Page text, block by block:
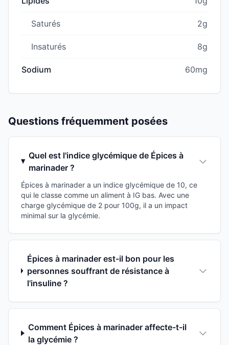
Saturés 2g
Insaturés 8g
Sodium 60mg
Questions fréquemment posées
Quel est l'indice glycémique de Épices à
marinader ?
Épices à marinader a un indice glycémique de 10, ce
qui le classe comme un aliment à IG bas. Avec une
charge glycémique de 2 pour 100g, il a un impact
minimal sur la glycémie.
Épices à marinader est-il bon pour les
personnes souffrant de résistance à
l'insuline ?
Comment Épices à marinader affecte-t-il
la glycémie ?